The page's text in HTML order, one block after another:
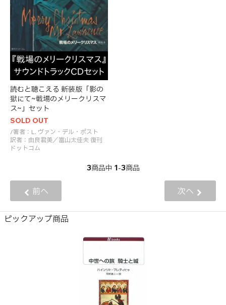
読むと聴こえる 新装版「影の
獄にて~戦場のメリークリスマ
ス~」セット
SOLD OUT
/著者：L. ヴァン・デル・ポスト
訳者：由良君美／富山太佳夫 復刊
ドットコム
3商品中 1-3商品
前へ 次へ
ピックアップ商品